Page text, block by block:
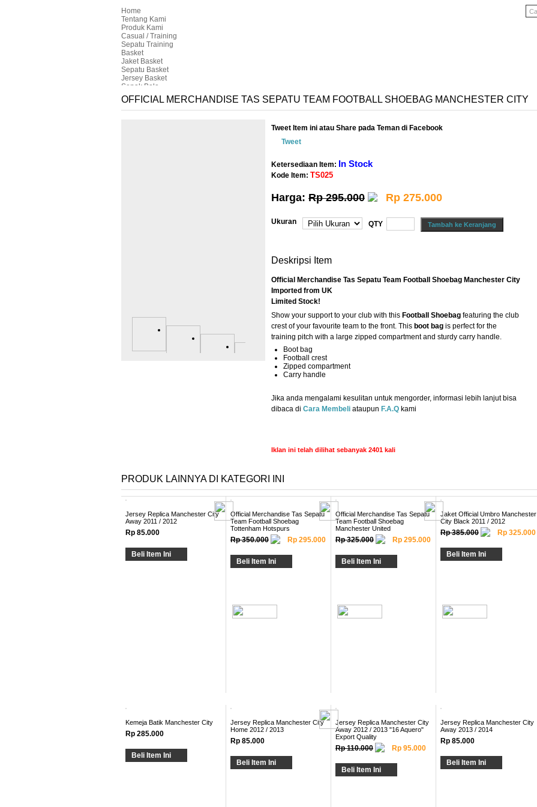
Home
Tentang Kami
Produk Kami
Casual / Training
Sepatu Training
Basket
Jaket Basket
Sepatu Basket
Jersey Basket
Sepak Bola
Sepatu Bola / Futsal
Bola
Sarung Tangan Kiper
Cara Membeli
OFFICIAL MERCHANDISE TAS SEPATU TEAM FOOTBALL SHOEBAG MANCHESTER CITY
Tweet Item ini atau Share pada Teman di Facebook
Tweet
Ketersediaan Item: In Stock
Kode Item: TS025
Harga: Rp 295.000 Rp 275.000
Ukuran QTY
Deskripsi Item
Official Merchandise Tas Sepatu Team Football Shoebag Manchester City
Imported from UK
Limited Stock!
Show your support to your club with this Football Shoebag featuring the club
crest of your favourite team to the front. This boot bag is perfect for the
training pitch with a large zipped compartment and sturdy carry handle.
Boot bag
Football crest
Zipped compartment
Carry handle
Jika anda mengalami kesulitan untuk mengorder, informasi lebih lanjut bisa
dibaca di Cara Membeli ataupun F.A.Q kami
Iklan ini telah dilihat sebanyak 2401 kali
PRODUK LAINNYA DI KATEGORI INI
Jersey Replica Manchester City
Away 2011 / 2012
Rp 85.000
Beli Item Ini
Official Merchandise Tas Sepatu
Team Football Shoebag
Tottenham Hotspurs
Rp 350.000 Rp 295.000
Beli Item Ini
Official Merchandise Tas Sepatu
Team Football Shoebag
Manchester United
Rp 325.000 Rp 295.000
Beli Item Ini
Jaket Official Umbro Manchester
City Black 2011 / 2012
Rp 385.000 Rp 325.000
Beli Item Ini
Kemeja Batik Manchester City
Rp 285.000
Beli Item Ini
Jersey Replica Manchester City
Home 2012 / 2013
Rp 85.000
Beli Item Ini
Jersey Replica Manchester City
Away 2012 / 2013 "16 Aquero"
Export Quality
Rp 110.000 Rp 95.000
Beli Item Ini
Jersey Replica Manchester City
Away 2013 / 2014
Rp 85.000
Beli Item Ini